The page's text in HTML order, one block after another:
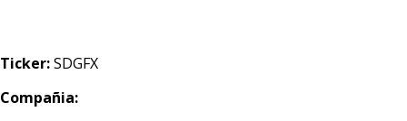
Ticker:SDGFX
Compañia: